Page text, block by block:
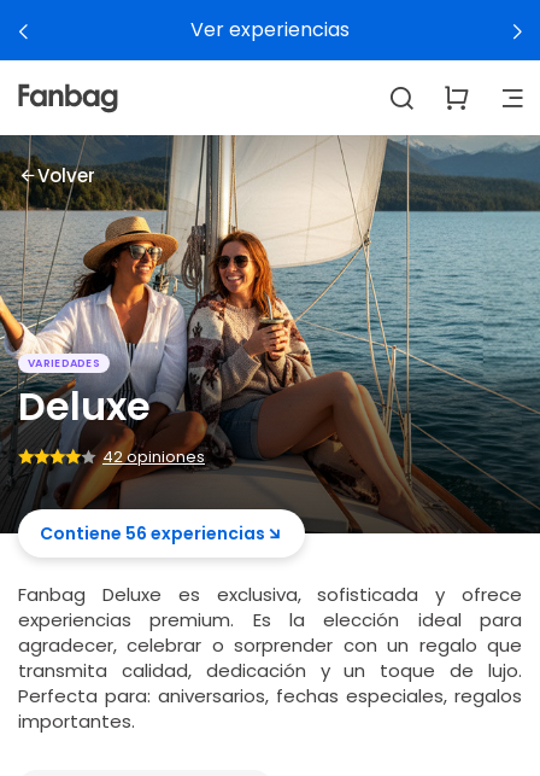
Ver experiencias
Volver
VARIEDADES
Deluxe
42 opiniones
Contiene 56 experiencias
Fanbag Deluxe es exclusiva, sofisticada y ofrece
experiencias premium. Es la elección ideal para
agradecer, celebrar o sorprender con un regalo que
transmita calidad, dedicación y un toque de lujo.
Perfecta para: aniversarios, fechas especiales, regalos
importantes.